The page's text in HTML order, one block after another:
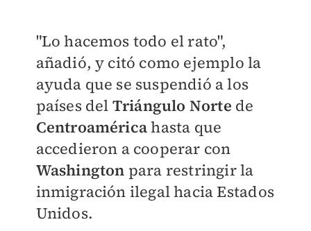
"Lo hacemos todo el rato",
añadió, y citó como ejemplo la
ayuda que se suspendió a los
países del Triángulo Norte de
Centroaméricahasta que
accedieron a cooperar con
Washington para restringir la
inmigración ilegal hacia Estados
Unidos.